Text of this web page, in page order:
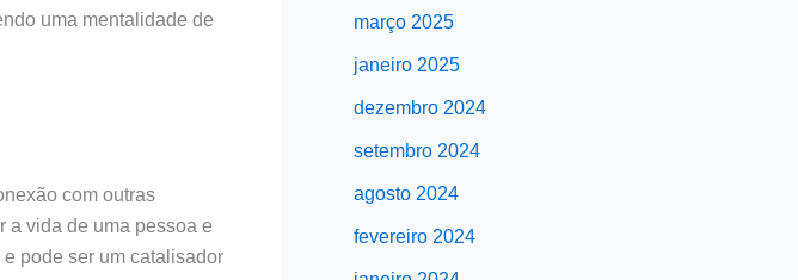
uma mentalidade de
com outras
a vida de uma pessoa e
pode ser um catalisador
março 2025
janeiro 2025
dezembro 2024
setembro 2024
agosto 2024
fevereiro 2024